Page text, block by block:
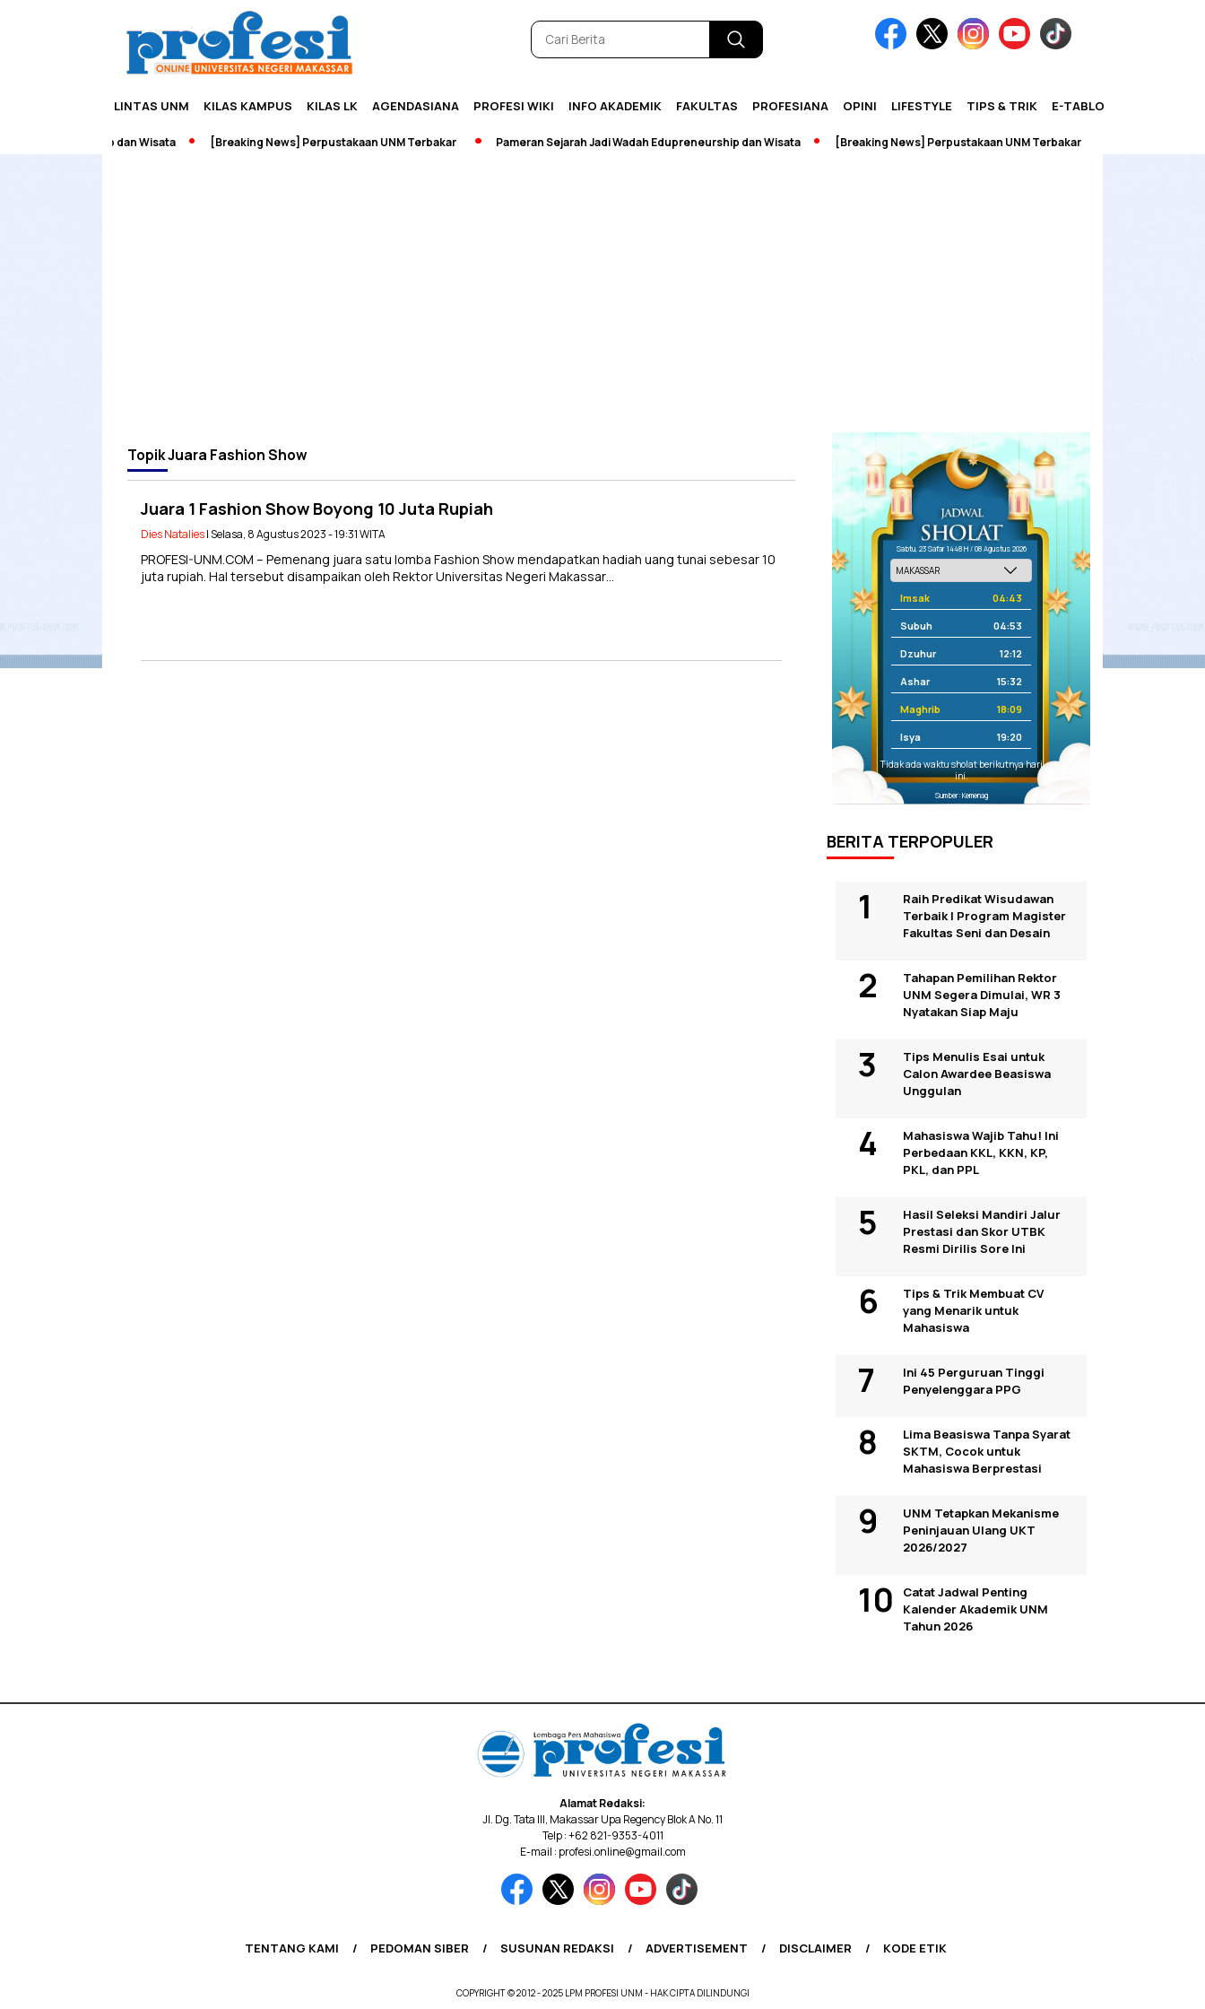
LINTAS UNM KILAS KAMPUS KILAS LK AGENDASIANA PROFESI WIKI INFO AKADEMIK FAKULTAS PROFESIANA OPINI LIFESTYLE TIPS & TRIK E-TABLOID
Edupreneurship dan Wisata [Breaking News] Perpustakaan UNM Terbakar Pameran Sejarah Jadi Wadah Edupreneurship dan Wisata [Breaking News] Perpustakaan UNM Terbakar
TopikJuara Fashion Show
Juara 1 Fashion Show Boyong 10 Juta Rupiah
Dies Natalies| Selasa, 8 Agustus 2023 - 19:31 WITA
PROFESI-UNM.COM – Pemenang juara satu lomba Fashion Show mendapatkan hadiah uang tunai sebesar 10
juta rupiah. Hal tersebut disampaikan oleh Rektor Universitas Negeri Makassar…
Sabtu, 23 Safar 1448 H / 08 Agustus 2026
Imsak 04:43
Subuh 04:53
Dzuhur 12:12
Ashar 15:32
Maghrib 18:09
Isya 19:20
Tidak ada waktu sholat berikutnya hari
ini.
Sumber: Kemenag
BERITA TERPOPULER
Raih Predikat Wisudawan
Terbaik I Program Magister
Fakultas Seni dan Desain
Tahapan Pemilihan Rektor
UNM Segera Dimulai, WR 3
Nyatakan Siap Maju
Tips Menulis Esai untuk
Calon Awardee Beasiswa
Unggulan
Mahasiswa Wajib Tahu! Ini
Perbedaan KKL, KKN, KP,
PKL, dan PPL
Hasil Seleksi Mandiri Jalur
Prestasi dan Skor UTBK
Resmi Dirilis Sore Ini
Tips & Trik Membuat CV
yang Menarik untuk
Mahasiswa
Ini 45 Perguruan Tinggi
Penyelenggara PPG
Lima Beasiswa Tanpa Syarat
SKTM, Cocok untuk
Mahasiswa Berprestasi
UNM Tetapkan Mekanisme
Peninjauan Ulang UKT
2026/2027
Catat Jadwal Penting
Kalender Akademik UNM
Tahun 2026
Alamat Redaksi:
Jl. Dg. Tata III, Makassar Upa Regency Blok A No. 11
Telp : +62 821-9353-4011
E-mail : profesi.online@gmail.com
TENTANG KAMI PEDOMAN SIBER SUSUNAN REDAKSI ADVERTISEMENT DISCLAIMER KODE ETIK
COPYRIGHT © 2012 - 2025 LPM PROFESI UNM - HAK CIPTA DILINDUNGI